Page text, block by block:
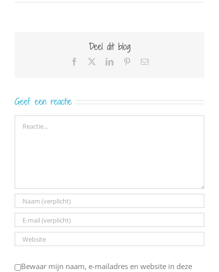
Deel dit blog
Facebook LinkedInPinterest
E-
Geef een reactie
Bewaar mijn naam, e-mailadres en website in deze